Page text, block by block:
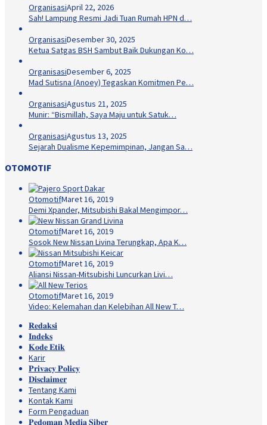
OrganisasiApril 22, 2026
Sah! Lampung Resmi Jadi Tuan Rumah HPN d…
OrganisasiDesember 30, 2025
Ketua Satgas BSH Sambut Baik Dukungan Ko…
OrganisasiDesember 6, 2025
Mad Sutisna (Anoey) Tegaskan Komitmen Pe…
OrganisasiAgustus 21, 2025
Munir: “Bismillah, Saya Maju untuk Satuk…
OrganisasiAgustus 13, 2025
Sejarah Dualisme Kepemimpinan, Jangan Sa…
OTOMOTIF
OtomotifMaret 16, 2019
Demi Xpander, Mitsubishi Bakal Mengimpor…
OtomotifMaret 16, 2019
Sosok New Nissan Livina Terungkap, Apa K…
OtomotifMaret 16, 2019
Aliansi Nissan-Mitsubishi Luncurkan Livi…
OtomotifMaret 16, 2019
Video: Kelemahan dan Kelebihan All New T…
𝐑𝐞𝐝𝐚𝐤𝐬𝐢
𝐈𝐧𝐝𝐞𝐤𝐬
𝐊𝐨𝐝𝐞 𝐄𝐭𝐢𝐤
Karir
𝐏𝐫𝐢𝐯𝐚𝐜𝐲 𝐏𝐨𝐥𝐢𝐜𝐲
𝐃𝐢𝐬𝐜𝐥𝐚𝐢𝐦𝐞𝐫
Tentang Kami
Kontak Kami
Form Pengaduan
𝐏𝐞𝐝𝐨𝐦𝐚𝐧 𝐌𝐞𝐝𝐢𝐚 𝐒𝐢𝐛𝐞𝐫